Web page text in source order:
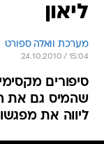
ליאון
מערכת וואלה ספורט
24.10.2010 / 15:04
סיפורים
שהמיס גם את
ליווה את